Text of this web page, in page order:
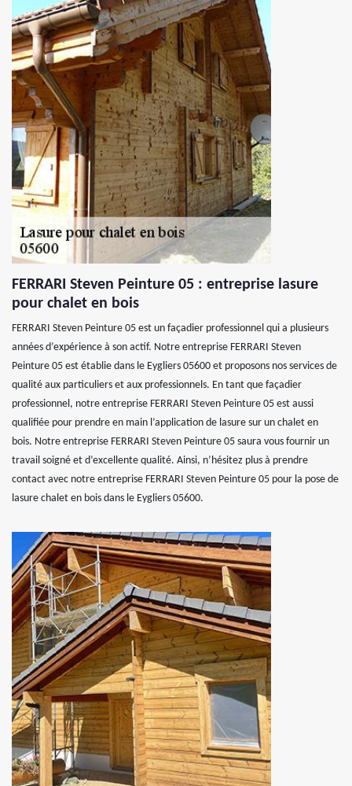
FERRARI Steven Peinture 05 : entreprise lasure
pour chalet en bois
FERRARI Steven Peinture 05 est un façadier professionnel qui a plusieurs
années d’expérience à son actif. Notre entreprise FERRARI Steven
Peinture 05 est établie dans le Eygliers 05600 et proposons nos services de
qualité aux particuliers et aux professionnels. En tant que façadier
professionnel, notre entreprise FERRARI Steven Peinture 05 est aussi
qualifiée pour prendre en main l’application de lasure sur un chalet en
bois. Notre entreprise FERRARI Steven Peinture 05 saura vous fournir un
travail soigné et d’excellente qualité. Ainsi, n’hésitez plus à prendre
contact avec notre entreprise FERRARI Steven Peinture 05 pour la pose de
lasure chalet en bois dans le Eygliers 05600.